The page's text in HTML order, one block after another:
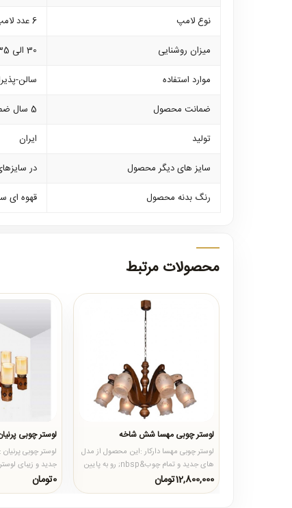
نوع لامپ
6 عدد لامپ سرپیچ معمولی با قابلیت استفاده از انواع لامپ های ال ای دی در وات های مختلف
میزان روشنایی
30 الی 35 متر مربع
موارد استفاده
سالن-
ضمانت محصول
5 سال ضمانت بدنه و کلیه لوازم برقی
تولید
ایران
سایز های دیگر محصول
در سایزهای 4-8 و دیواری نیز
رنگ بدنه محصول
قهوه ای
محصولات مرتبط
لوستر چوبی مهسا شش شاخه
لوستر چوبی مهسا دارکار :این محصول از مدل
های جدید و تمام چوب&nbsp; رو به پایین
کارهای چوبی میباشد که..
12,800,000تومان
لوستر چوبی
لوستر چوبی
جدید و زیبای
شکل شاخه ها
0تومان